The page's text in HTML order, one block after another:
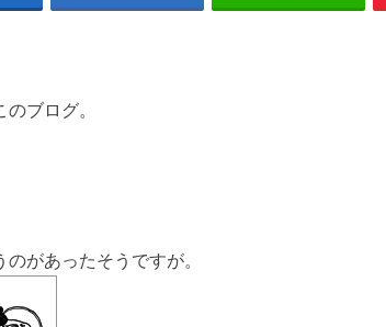
ブログ。
があったそうですが。